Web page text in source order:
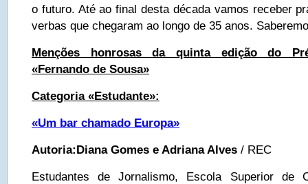
o futuro. Até ao final desta década vamos receber
verbas que chegaram ao longo de 35 anos.
Menções honrosas da quinta edição do
«Fernando de Sousa»
Categoria «Estudante»:
«Um bar chamado Europa»
Autoria:Diana Gomes e Adriana Alves / REC
Estudantes de Jornalismo, Escola Superior de